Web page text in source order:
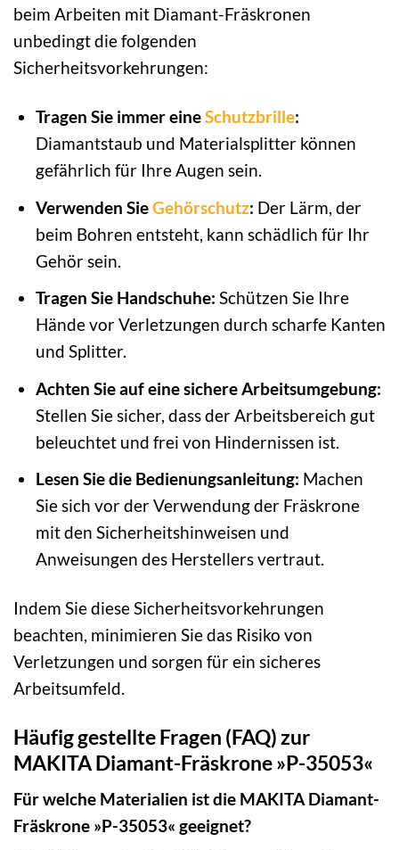
beim Arbeiten mit Diamant-Fräskronen
unbedingt die folgenden
Sicherheitsvorkehrungen:
Tragen Sie immer eineSchutzbrille:
Diamantstaub und Materialsplitter können
gefährlich für Ihre Augen sein.
Verwenden SieGehörschutz: Der Lärm, der
beim Bohren entsteht, kann schädlich für Ihr
Gehör sein.
Tragen Sie Handschuhe: Schützen Sie Ihre
Hände vor Verletzungen durch scharfe Kanten
und Splitter.
Achten Sie auf eine sichere Arbeitsumgebung:
Stellen Sie sicher, dass der Arbeitsbereich gut
beleuchtet und frei von Hindernissen ist.
Lesen Sie die Bedienungsanleitung: Machen
Sie sich vor der Verwendung der Fräskrone
mit den Sicherheitshinweisen und
Anweisungen des Herstellers vertraut.
Indem Sie diese Sicherheitsvorkehrungen
beachten, minimieren Sie das Risiko von
Verletzungen und sorgen für ein sicheres
Arbeitsumfeld.
Häufig gestellte Fragen (FAQ) zur
MAKITA Diamant-Fräskrone »P-35053«
Für welche Materialien ist die MAKITA Diamant-
Fräskrone »P-35053« geeignet?